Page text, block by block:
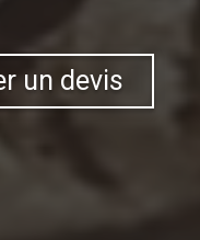
un devis